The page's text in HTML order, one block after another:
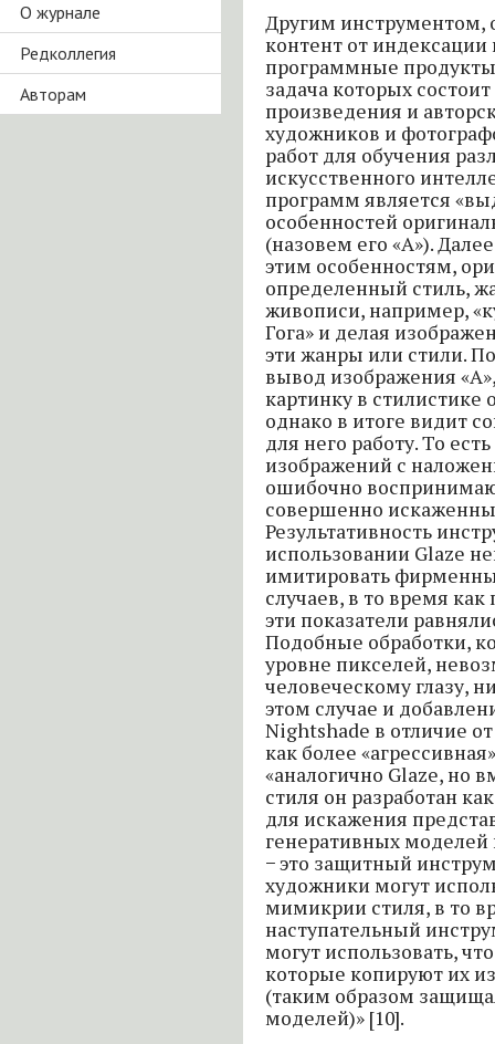
О журнале
Редколлегия
Авторам
Другим
контент от
программные
задача которых
произведения и
художников и
работ для обучения
искусственного
программ является
особенностей
(назовем его «А»).
этим особенностям,
определенный стиль,
живописи, например,
Гога» и делая
эти жанры или стили.
вывод изображения
картинку в стилистике
однако в итоге видит
для него работу. То
изображений с
ошибочно
совершенно
Результативность
использовании Glaze
имитировать
случаев, в то время как
эти показатели
Подобные обработки,
уровне пикселей,
человеческому глазу,
этом случае и
Nightshade в отличие
как более
«аналогично Glaze, но
стиля он разработан
для искажения
генеративных
− это защитный
художники могут
мимикрии стиля, в то
наступательный
могут использовать,
которые копируют их
(таким образом
моделей)» [10].